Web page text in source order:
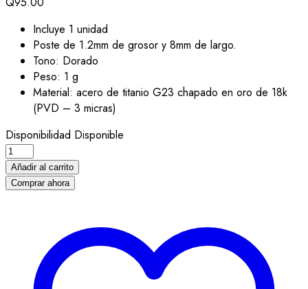
Incluye 1 unidad
Poste de 1.2mm de grosor y 8mm de largo.
Tono: Dorado
Peso: 1 g
Material: acero de titanio G23 chapado en oro de 18k
(PVD – 3 micras)
Disponibilidad Disponible
Piercing
Labret
de
cantidad
Añadir al carrito
Comprar ahora